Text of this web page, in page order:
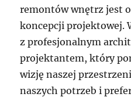
remontów wnętrz jest
koncepcji projektowej.
z profesjonalnym
projektantem, który
wizję naszej
naszych potrzeb i